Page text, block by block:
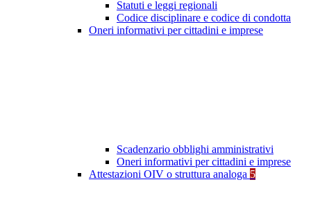
Statuti e leggi regionali
Codice disciplinare e codice di condotta
Oneri informativi per cittadini e imprese
Scadenzario obblighi amministrativi
Oneri informativi per cittadini e imprese
Attestazioni OIV o struttura analoga 5